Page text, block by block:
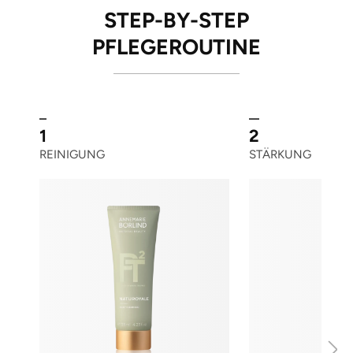
STEP-BY-STEP
PFLEGEROUTINE
1
REINIGUNG
2
STÄRKUNG